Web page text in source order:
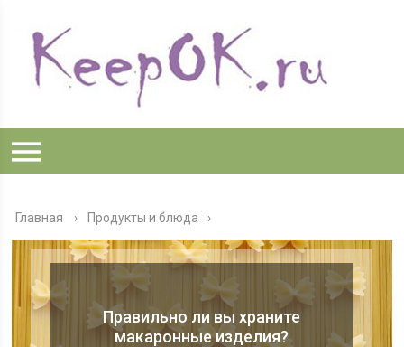
Главная › Продукты и блюда
Правильно ли вы храните
макаронные изделия?